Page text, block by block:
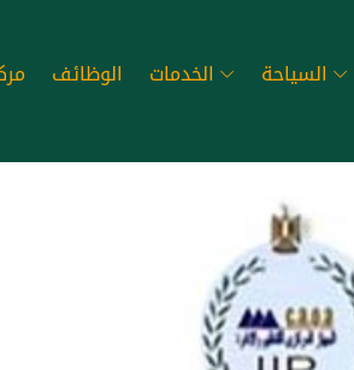
الوظائف الخدمات السياحة